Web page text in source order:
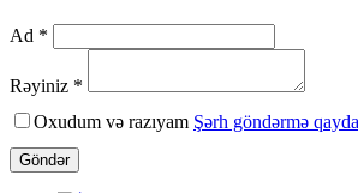
Ad *
Rəyiniz *
Oxudum və razıyam Şərh göndərmə
Göndər